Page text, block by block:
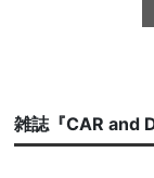
雑誌『CAR and